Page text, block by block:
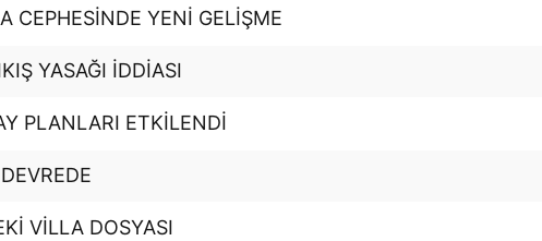
CEPHESİNDE YENİ GELİŞME
YASAĞI İDDİASI
PLANLARI ETKİLENDİ
VİLLA DOSYASI